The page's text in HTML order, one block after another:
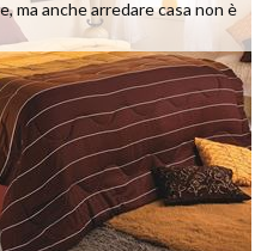
ma anche arredare casa non è